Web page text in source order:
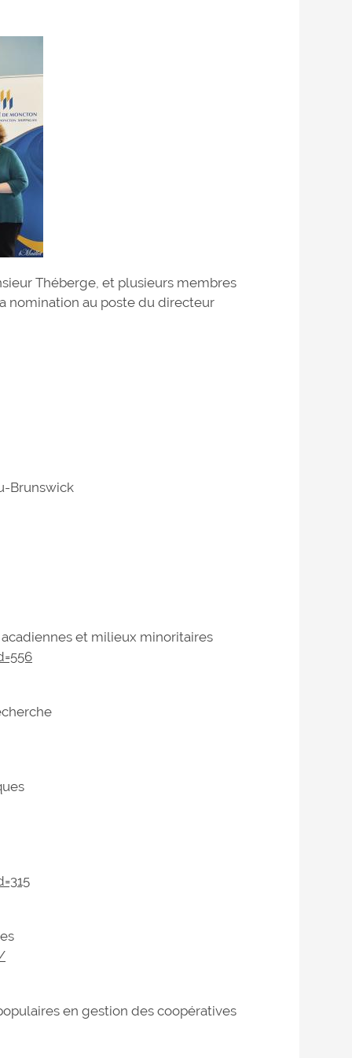
Théberge, et plusieurs membres
nomination au poste du directeur
Brunswick
et milieux minoritaires
en gestion des coopératives